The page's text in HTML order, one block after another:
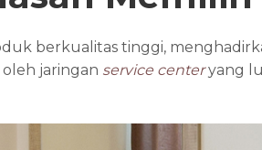
berkualitas tinggi,
jaringan service centeryang